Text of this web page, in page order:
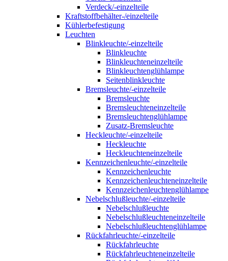
Verdeck/-einzelteile
Kraftstoffbehälter-/einzelteile
Kühlerbefestigung
Leuchten
Blinkleuchte/-einzelteile
Blinkleuchte
Blinkleuchteneinzelteile
Blinkleuchtenglühlampe
Seitenblinkleuchte
Bremsleuchte/-einzelteile
Bremsleuchte
Bremsleuchteneinzelteile
Bremsleuchtenglühlampe
Zusatz-Bremsleuchte
Heckleuchte/-einzelteile
Heckleuchte
Heckleuchteneinzelteile
Kennzeichenleuchte/-einzelteile
Kennzeichenleuchte
Kennzeichenleuchteneinzelteile
Kennzeichenleuchtenglühlampe
Nebelschlußleuchte/-einzelteile
Nebelschlußleuchte
Nebelschlußleuchteneinzelteile
Nebelschlußleuchtenglühlampe
Rückfahrleuchte/-einzelteile
Rückfahrleuchte
Rückfahrleuchteneinzelteile